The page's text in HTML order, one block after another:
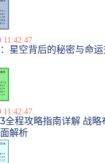
11:42:47
星空背后的秘密与命
11:42:47
全程攻略指南详解 战略
解析